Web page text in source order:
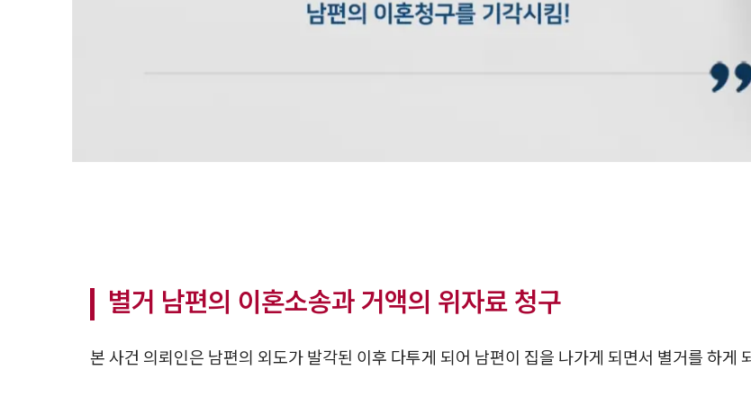
별거 남편의 이혼소송과 거액의 위자료 청구
본 사건 의뢰인은 남편의 외도가 발각된 이후 다투게 되어 남편이 집을 나가게 되면서 별거를 하게